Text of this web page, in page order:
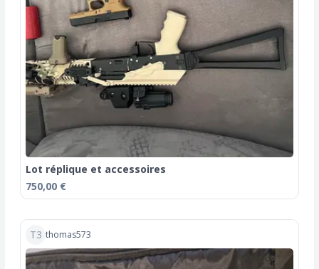
Lot réplique et accessoires
750,00 €
T3 thomas573